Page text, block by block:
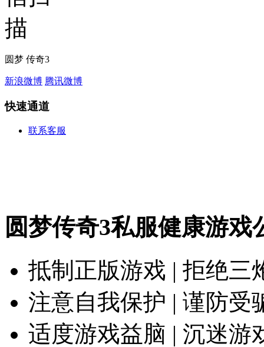
圆梦 传奇3
新浪微博 腾讯微博
快速通道
联系客服
圆梦传奇3私服健康游戏
抵制正版游戏 | 拒绝三
注意自我保护 | 谨防受
适度游戏益脑 | 沉迷游